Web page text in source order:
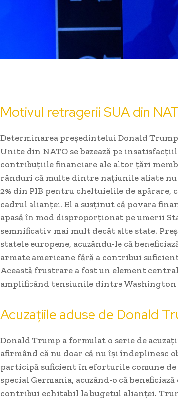
Motivul retragerii SUA din
Determinarea președintelui Donald
Unite din NATO se bazează pe
contribuțiile financiare ale altor țări
rânduri că multe dintre națiunile aliate nu
2% din PIB pentru cheltuielile de
cadrul alianței. El a susținut că povara
apasă în mod disproporționat pe umerii
semnificativ mai mult decât alte state.
statele europene, acuzându-le că
armate americane fără a contribui
Această frustrare a fost un element
amplificând tensiunile dintre Washington
Acuzațiile aduse de Donald
Donald Trump a formulat o serie de
afirmând că nu doar că nu își îndeplinesc
participă suficient în eforturile comune
special Germania, acuzând-o că
contribui echitabil la bugetul alianței.